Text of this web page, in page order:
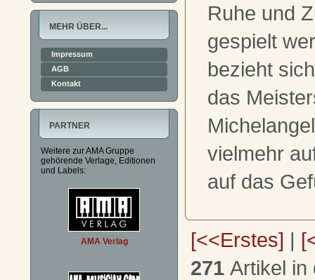
MEHR ÜBER...
Impressum
AGB
Kontakt
PARTNER
Weitere zur AMA Gruppe
gehörende Verlage, Editionen
und Labels:
AMA Verlag
Ruhe und
gespielt
bezieht
das
vielmehr
auf das
[<<Erstes] |
271 Artikel in